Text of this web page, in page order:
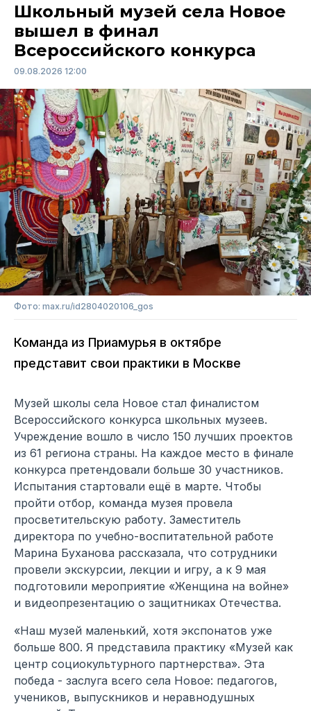
Школьный музей села Новое
вышел в финал
Всероссийского конкурса
09.08.2026 12:00
Фото: max.ru/id2804020106_gos
Команда из Приамурья в октябре
представит свои практики в Москве
Музей школы села Новое стал финалистом
Всероссийского конкурса школьных музеев.
Учреждение вошло в число 150 лучших проектов
из 61 региона страны. На каждое место в финале
конкурса претендовали больше 30 участников.
Испытания стартовали ещё в марте. Чтобы
пройти отбор, команда музея провела
просветительскую работу. Заместитель
директора по учебно-воспитательной работе
Марина Буханова рассказала, что сотрудники
провели экскурсии, лекции и игру, а к 9 мая
подготовили мероприятие «Женщина на войне»
и видеопрезентацию о защитниках Отечества.
«Наш музей маленький, хотя экспонатов уже
больше 800. Я представила практику «Музей как
центр социокультурного партнерства». Эта
победа - заслуга всего села Новое: педагогов,
учеников, выпускников и неравнодушных